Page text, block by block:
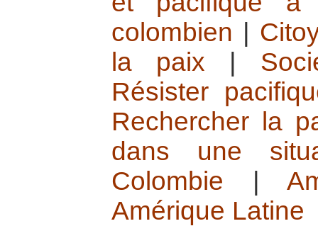
colombien
la paix
Résister
Rechercher la
dans une
Colombie |
Amérique Latine